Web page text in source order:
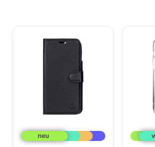
Berlin
Bookcase
Berlin